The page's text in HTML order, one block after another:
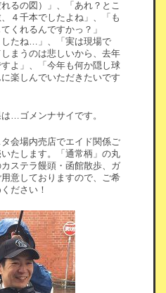
るの図）」、「あれ？とこ
４千本でしたよね」、「も
くれるんですかっ？」
たね…」、「実は現場で
しまうのは悲しいから、去年
よ」、「今年も何か隠し球
楽しんでいただきたいです
…ゴメンナサイです。
会場内売店でエイド関係ご
たします。「通常柄」の丸
ステラ饅頭・函館散歩、ガ
意しておりますので、ご希
ださい！